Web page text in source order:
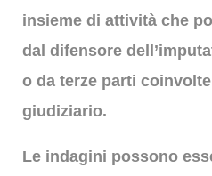
insieme di attività che
dal difensore
o da terze parti
giudiziario.
Le indagini possono